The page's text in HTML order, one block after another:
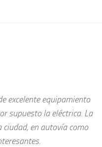
excelente equipamiento
supuesto la eléctrica. La
en autovía como